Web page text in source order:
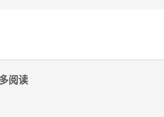
阅读